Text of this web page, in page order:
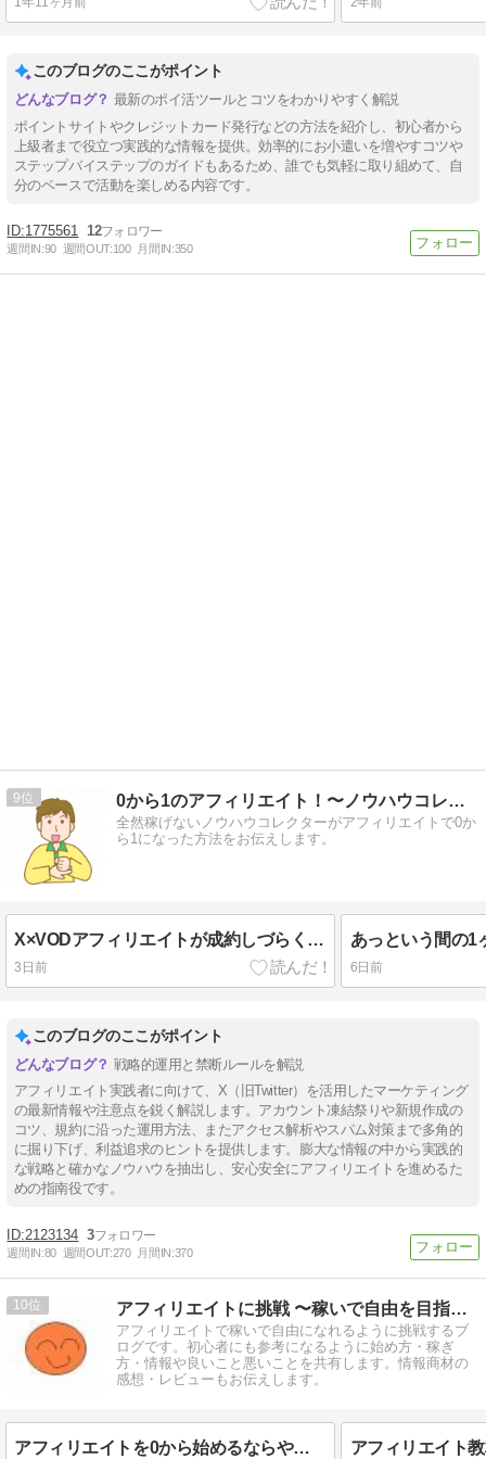
このブログのここがポイント
最新のポイ活ツールとコツをわかりやすく解説
ポイントサイトやクレジットカード発行などの方法を紹介し、初心者から
上級者まで役立つ実践的な情報を提供。効率的にお小遣いを増やすコツや
ステップバイステップのガイドもあるため、誰でも気軽に取り組めて、自
分のペースで活動を楽しめる内容です。
1775561 12
週間IN:90 週間OUT:100 月間IN:350
9 0から1のアフィリエイト！〜ノウハウコレクター脱出〜
全然稼げないノウハウコレクターがアフィリエイトで0か
ら1になった方法をお伝えします。
X×VODアフィリエイトが成約しづらくなる理由
3日前
あっという間の1
6日前
このブログのここがポイント
戦略的運用と禁断ルールを解説
アフィリエイト実践者に向けて、X（旧Twitter）を活用したマーケティング
の最新情報や注意点を鋭く解説します。アカウント凍結祭りや新規作成の
コツ、規約に沿った運用方法、またアクセス解析やスパム対策まで多角的
に掘り下げ、利益追求のヒントを提供します。膨大な情報の中から実践的
な戦略と確かなノウハウを抽出し、安心安全にアフィリエイトを進めるた
めの指南役です。
2123134 3
週間IN:80 週間OUT:270 月間IN:370
10 アフィリエイトに挑戦 〜稼いで自由を目指す〜
アフィリエイトで稼いで自由になれるように挑戦するブ
ログです。初心者にも参考になるように始め方・稼ぎ
方・情報や良いこと悪いことを共有します。情報商材の
感想・レビューもお伝えします。
アフィリエイトを0から始めるならやること稼ぐロードマップ！4つの教材も紹介！